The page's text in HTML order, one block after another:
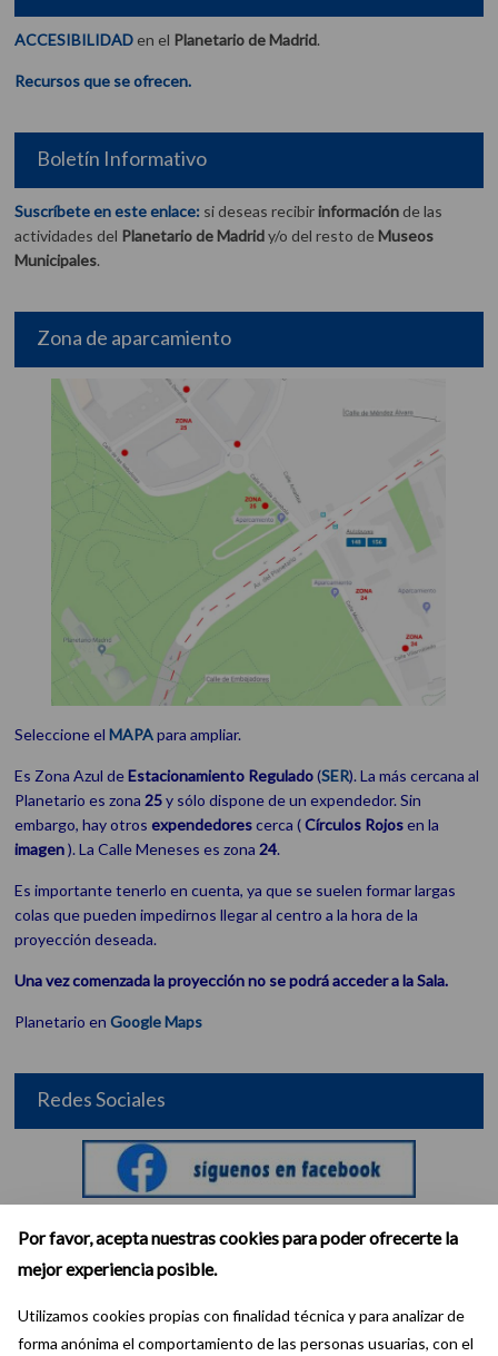
Por favor, acepta nuestras cookies para poder ofrecerte la
mejor experiencia posible.
Utilizamos cookies propias con finalidad técnica y para analizar de
forma anónima el comportamiento de las personas usuarias, con el
ACCESIBILIDAD en el Planetario de Madrid.
Recursos que se ofrecen.
Boletín Informativo
Suscríbete en este enlace: si deseas recibirinformación de las
actividades del Planetario de Madridy/o del resto deMuseos
Municipales.
Zona de aparcamiento
Seleccione elMAPApara ampliar.
Es Zona Azul deEstacionamiento Regulado(SER). La más cercana al
Planetario es zona25y sólo dispone de un expendedor. Sin
embargo, hay otrosexpendedorescerca (Círculos Rojosen la
imagen). La Calle Meneses es zona24.
Es importante tenerlo en cuenta, ya que se suelen formar largas
colas que pueden impedirnos llegar al centro a la hora de la
proyección deseada.
Una vez comenzada la proyección no se podrá acceder a la Sala.
Planetario enGoogle Maps
Redes Sociales